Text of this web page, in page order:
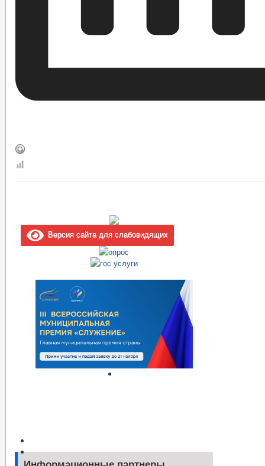
Версия сайта для слабовидящих